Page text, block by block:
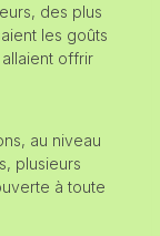
des plus
les goûts
offrir
au niveau
plusieurs
à toute